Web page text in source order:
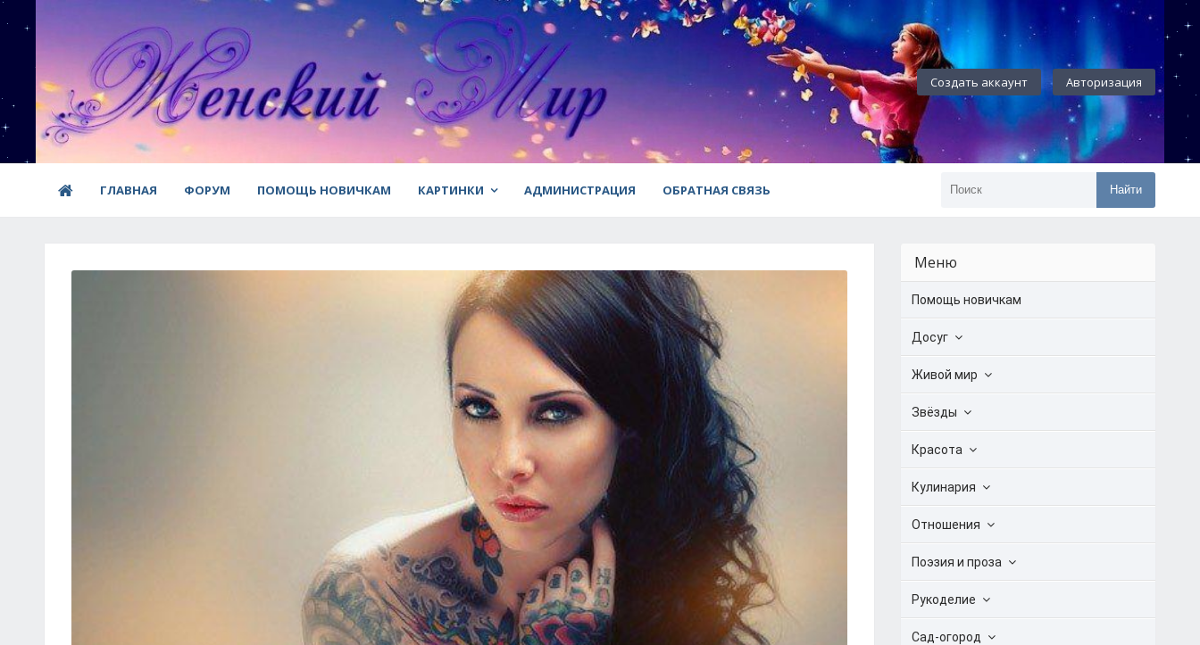
Создать аккаунт Авторизация
ГЛАВНАЯ ФОРУМ ПОМОЩЬ НОВИЧКАМ КАРТИНКИ АДМИНИСТРАЦИЯ ОБРАТНАЯ СВЯЗЬ Найти
Меню
Помощь новичкам
Досуг
Живой мир
Звёзды
Красота
Кулинария
Отношения
Поэзия и проза
Рукоделие
Сад-огород